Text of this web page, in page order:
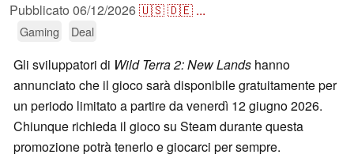
Pubblicato 06/12/2026🇺🇸🇩🇪 ...
Gaming Deal
Gli sviluppatori di Wild Terra 2: New Lands hanno
annunciato che il gioco sarà disponibile gratuitamente per
un periodo limitato a partire da venerdì 12 giugno 2026.
Chiunque richieda il gioco su Steam durante questa
promozione potrà tenerlo e giocarci per sempre.